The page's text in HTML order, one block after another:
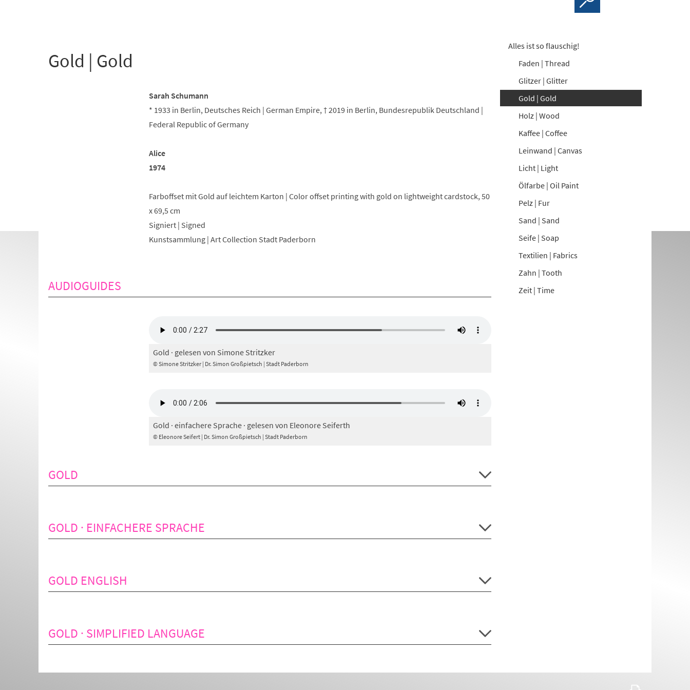
Gold | Gold
Sarah Schumann
* 1933 in Berlin, Deutsches Reich | German Empire, † 2019 in Berlin, Bundesrepublik Deutschland |
Federal Republic of Germany
Alice
1974
Farboffset mit Gold auf leichtem Karton | Color offset printing with gold on lightweight cardstock, 50
x 69,5 cm
Signiert | Signed
Kunstsammlung | Art Collection Stadt Paderborn
AUDIOGUIDES
© Simone Stritzker | Dr. Simon Großpietsch | Stadt Paderborn
Gold · gelesen von Simone Stritzker
© Eleonore Seifert | Dr. Simon Großpietsch | Stadt Paderborn
Gold · einfachere Sprache · gelesen von Eleonore Seiferth
GOLD
GOLD · EINFACHERE SPRACHE
GOLD ENGLISH
GOLD · SIMPLIFIED LANGUAGE
Alles ist so flauschig!
Faden | Thread
Glitzer | Glitter
Gold | Gold
Holz | Wood
Kaffee | Coffee
Leinwand | Canvas
Licht | Light
Ölfarbe | Oil Paint
Pelz | Fur
Sand | Sand
Seife | Soap
Textilien | Fabrics
Zahn | Tooth
Zeit | Time